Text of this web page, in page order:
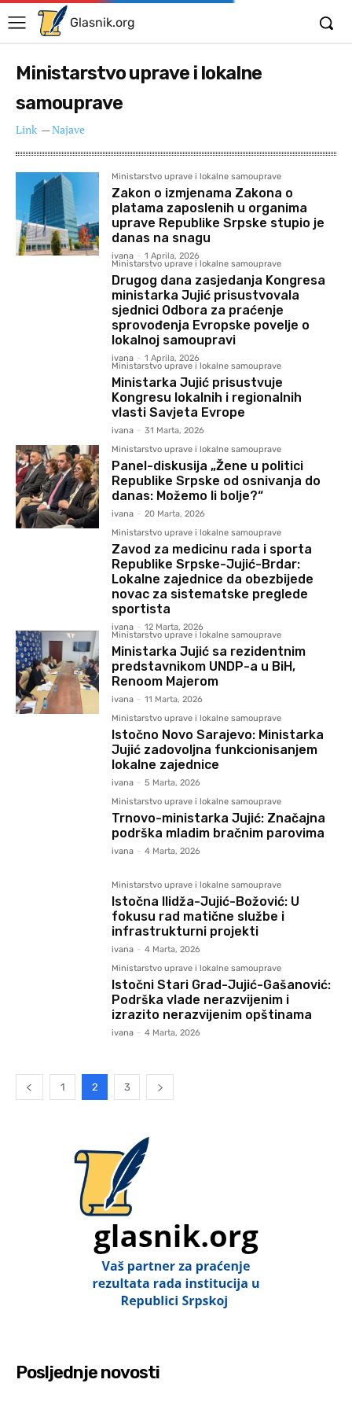
Glasnik.org
Ministarstvo uprave i lokalne
samouprave
Link —Najave
Ministarstvo uprave i lokalne samouprave
Zakon o izmjenama Zakona o
platama zaposlenih u organima
uprave Republike Srpske stupio je
danas na snagu
ivana - 1 Aprila, 2026
Ministarstvo uprave i lokalne samouprave
Drugog dana zasjedanja Kongresa
ministarka Jujić prisustvovala
sjednici Odbora za praćenje
sprovođenja Evropske povelje o
lokalnoj samoupravi
ivana - 1 Aprila, 2026
Ministarstvo uprave i lokalne samouprave
Ministarka Jujić prisustvuje
Kongresu lokalnih i regionalnih
vlasti Savjeta Evrope
ivana - 31 Marta, 2026
Ministarstvo uprave i lokalne samouprave
Panel-diskusija „Žene u politici
Republike Srpske od osnivanja do
danas: Možemo li bolje?“
ivana - 20 Marta, 2026
Ministarstvo uprave i lokalne samouprave
Zavod za medicinu rada i sporta
Republike Srpske-Jujić-Brdar:
Lokalne zajednice da obezbijede
novac za sistematske preglede
sportista
ivana - 12 Marta, 2026
Ministarstvo uprave i lokalne samouprave
Ministarka Jujić sa rezidentnim
predstavnikom UNDP-a u BiH,
Renoom Majerom
ivana - 11 Marta, 2026
Ministarstvo uprave i lokalne samouprave
Istočno Novo Sarajevo: Ministarka
Jujić zadovoljna funkcionisanjem
lokalne zajednice
ivana - 5 Marta, 2026
Ministarstvo uprave i lokalne samouprave
Trnovo-ministarka Jujić: Značajna
podrška mladim bračnim parovima
ivana - 4 Marta, 2026
Ministarstvo uprave i lokalne samouprave
Istočna Ilidža-Jujić-Božović: U
fokusu rad matične službe i
infrastrukturni projekti
ivana - 4 Marta, 2026
Ministarstvo uprave i lokalne samouprave
Istočni Stari Grad-Jujić-Gašanović:
Podrška vlade nerazvijenim i
izrazito nerazvijenim opštinama
ivana - 4 Marta, 2026
1 2 3
Posljednje novosti